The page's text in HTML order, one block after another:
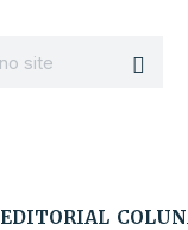
EDITORIAL